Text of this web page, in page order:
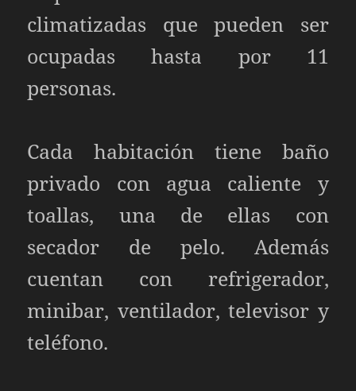
climatizadas que pueden ser
ocupadas hasta por 11
personas.
Cada habitación tiene baño
privado con agua caliente y
toallas, una de ellas con
secador de pelo. Además
cuentan con refrigerador,
minibar, ventilador, televisor y
teléfono.